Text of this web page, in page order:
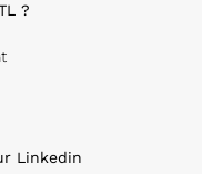
?
Linkedin